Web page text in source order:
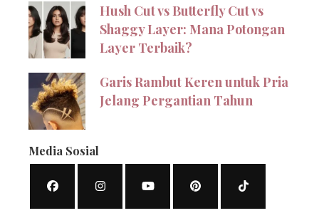
Hush Cut vs Butterfly Cut vs
Shaggy Layer: Mana Potongan
Layer Terbaik?
Garis Rambut Keren untuk Pria
Jelang Pergantian Tahun
Media Sosial